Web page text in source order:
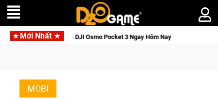
Mới Nhất
DJI Osmo Pocket 3 Ngay Hôm Nay Medal Hunter: Game
MOBI